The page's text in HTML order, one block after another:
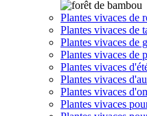
Plantes vivaces de
Plantes vivaces de
Plantes vivaces de
Plantes vivaces de
Plantes vivaces
Plantes vivaces
Plantes vivaces
Plantes vivaces